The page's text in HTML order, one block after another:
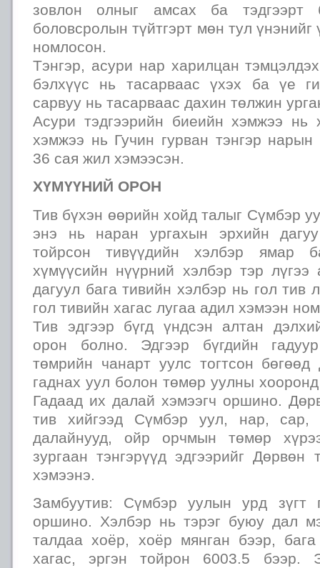
зовлон олныг амсах ба тэдгээрт
боловсролын түйтгэрт мөн тул үнэнийг
номлосон.
Тэнгэр, асури нар харилцан
бэлхүүс нь тасарваас үхэх ба үе
сарвуу нь тасарваас дахин төлжин
Асури тэдгээрийн биеийн хэмжээ
хэмжээ нь Гучин гурван тэнгэр
36 сая жил хэмээсэн.
ХҮМҮҮНИЙ ОРОН
Тив бүхэн өөрийн хойд талыг Сүмбэр
энэ нь наран ургахын эрхийн
тойрсон тивүүдийн хэлбэр ямар
хүмүүсийн нүүрний хэлбэр тэр
дагуул бага тивийн хэлбэр нь гол тив
гол тивийн хагас лугаа адил хэмээн
Тив эдгээр бүгд үндсэн алтан
орон болно. Эдгээр бүгдийн
төмрийн чанарт уулс тогтсон
гаднах уул болон төмөр уулны
Гадаад их далай хэмээгч оршино.
тив хийгээд Сүмбэр уул, нар, сар,
далайнууд, ойр орчмын төмөр
зургаан тэнгэрүүд эдгээрийг Дөрвөн
хэмээнэ.
Замбуутив: Сүмбэр уулын урд зүгт
оршино. Хэлбэр нь тэрэг буюу дал
талдаа хоёр, хоёр мянган бээр,
хагас, эргэн тойрон 6003.5 бээр.